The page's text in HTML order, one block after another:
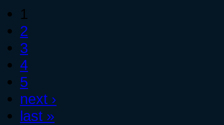
1
2
3
4
5
next ›
last »